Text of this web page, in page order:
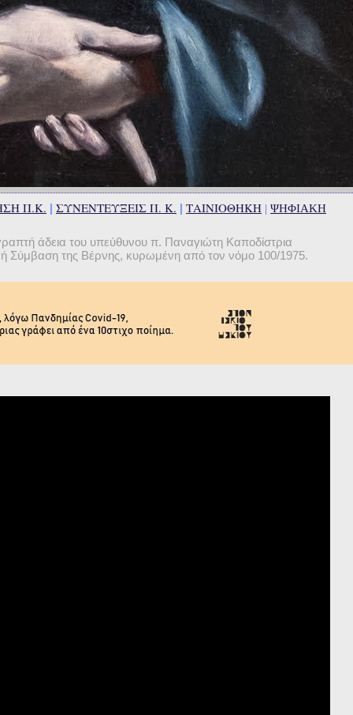
Π.Κ. | ΣΥΝΕΝΤΕΥΞΕΙΣ Π. Κ. | ΤΑΙΝΙΟΘΗΚΗ | ΨΗΦΙΑΚΗ
άδεια του υπεύθυνου π. Παναγιώτη Καποδίστρια
Σύμβαση της Βέρνης, κυρωμένη από τον νόμο 100/1975.